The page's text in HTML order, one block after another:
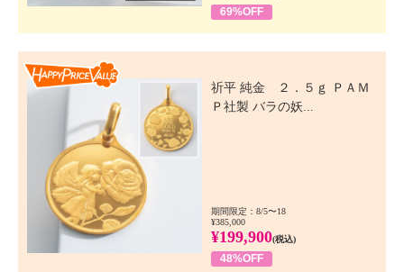
69%OFF
祈平 純金 ２．５ｇ ＰＡＭ
Ｐ社製 バラの妖...
期間限定：8/5〜18
¥385,000
¥199,900(税込)
48%OFF